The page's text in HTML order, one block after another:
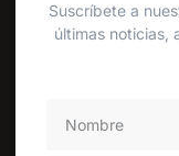
Suscríbete a
últimas noticias,